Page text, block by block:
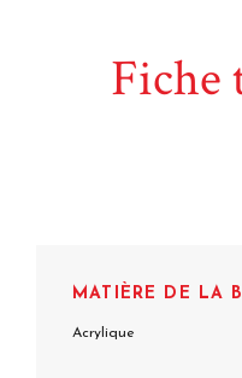
Fiche
MATIÈRE DE LA
Acrylique